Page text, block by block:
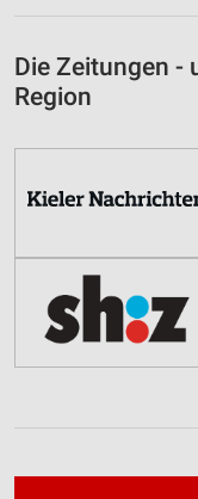
Die Zeitungen -
Region